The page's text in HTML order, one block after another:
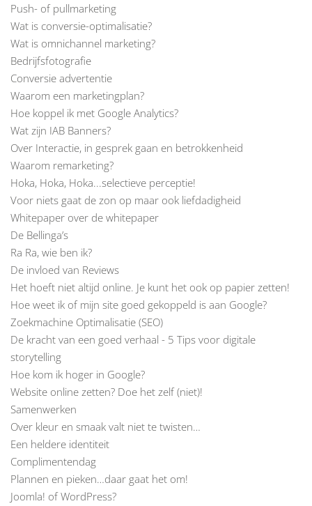
Push- of pullmarketing
Wat is conversie-optimalisatie?
Wat is omnichannel marketing?
Bedrijfsfotografie
Conversie advertentie
Waarom een marketingplan?
Hoe koppel ik met Google Analytics?
Wat zijn IAB Banners?
Over Interactie, in gesprek gaan en betrokkenheid
Waarom remarketing?
Hoka, Hoka, Hoka...selectieve perceptie!
Voor niets gaat de zon op maar ook liefdadigheid
Whitepaper over de whitepaper
De Bellinga’s
Ra Ra, wie ben ik?
De invloed van Reviews
Het hoeft niet altijd online. Je kunt het ook op papier zetten!
Hoe weet ik of mijn site goed gekoppeld is aan Google?
Zoekmachine Optimalisatie (SEO)
De kracht van een goed verhaal - 5 Tips voor digitale
storytelling
Hoe kom ik hoger in Google?
Website online zetten? Doe het zelf (niet)!
Samenwerken
Over kleur en smaak valt niet te twisten…
Een heldere identiteit
Complimentendag
Plannen en pieken…daar gaat het om!
Joomla! of WordPress?